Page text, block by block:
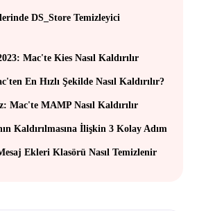
DS_Store Temizleyici
Mac'te Kies Nasıl Kaldırılır
En Hızlı Şekilde Nasıl Kaldırılır?
Mac'te MAMP Nasıl Kaldırılır
Kaldırılmasına İlişkin 3 Kolay Adım
Ekleri Klasörü Nasıl Temizlenir